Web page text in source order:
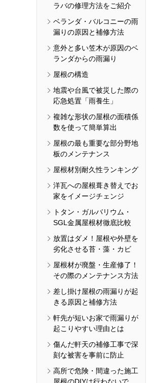
ラバの修理方法をご紹介
ベランダ・バルコニーの雨
漏りの原因と補修方法
意外と多い笠木が原因のベ
ランダからの雨漏り
屋根の構造
地震や台風で被災した際の
応急処置「雨養生」
複雑な形状の屋根の面積係
数を使って簡単算出
屋根の最も重要な部分野地
板のメンテナンス
屋根材別耐久性ランキング
洋瓦への屋根葺き替えでお
家をイメージチェンジ
トタン・ガルバリウム・
SGL金属屋根材徹底比較
放置はダメ！屋根や外壁を
劣化させる苔・藻・カビ
屋根材が廃盤・生産修了！
その際のメンテナンス方法
差し掛け屋根の雨漏りが起
きる原因と補修方法
軒先が短いお家で雨漏りが
起こりやすい理由とは
傷んだ軒天の補修工事で深
刻な被害を事前に防止
高所で危険・間違った施工
屋根のDIYは行わないで